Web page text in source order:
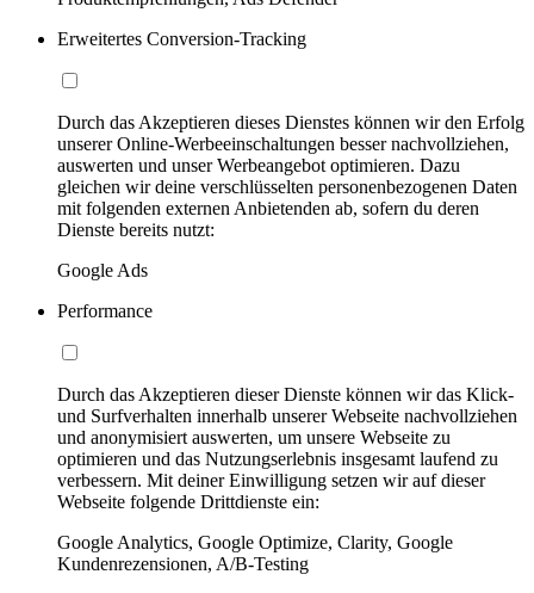
Erweitertes Conversion-Tracking
Durch das Akzeptieren dieses Dienstes können wir den Erfolg
unserer Online-Werbeeinschaltungen besser nachvollziehen,
auswerten und unser Werbeangebot optimieren. Dazu
gleichen wir deine verschlüsselten personenbezogenen Daten
mit folgenden externen Anbietenden ab, sofern du deren
Dienste bereits nutzt:
Google Ads
Performance
Durch das Akzeptieren dieser Dienste können wir das Klick-
und Surfverhalten innerhalb unserer Webseite nachvollziehen
und anonymisiert auswerten, um unsere Webseite zu
optimieren und das Nutzungserlebnis insgesamt laufend zu
verbessern. Mit deiner Einwilligung setzen wir auf dieser
Webseite folgende Drittdienste ein:
Google Analytics, Google Optimize, Clarity, Google
Kundenrezensionen, A/B-Testing